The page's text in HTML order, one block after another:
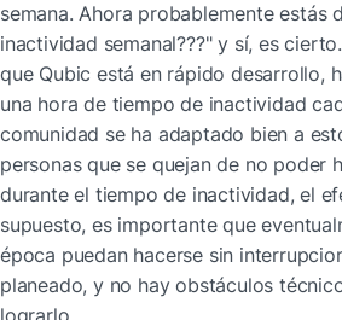
semana. Ahora probablemente estás
inactividad semanal???" y sí, es
que Qubic está en rápido desarrollo,
una hora de tiempo de inactividad
comunidad se ha adaptado bien a
personas que se quejan de no poder
durante el tiempo de inactividad, el
supuesto, es importante que
época puedan hacerse sin
planeado, y no hay obstáculos